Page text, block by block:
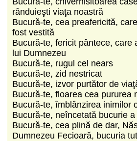
rânduieşti viaţa noastră
Bucură-te, cea preafericită,
fost vestită
Bucură-te, fericit pântece, care
lui Dumnezeu
Bucură-te, rugul cel nears
Bucură-te, zid nestricat
Bucură-te, izvor purtător de
Bucură-te, floarea cea pururea
Bucură-te, îmblânzirea inimilor
Bucură-te, neîncetată bucurie
Bucură-te, cea plină de dar,
Dumnezeu Fecioară, bucuria